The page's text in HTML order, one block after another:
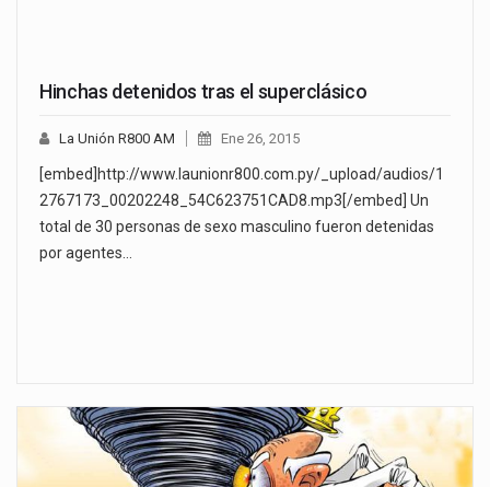
Hinchas detenidos tras el superclásico
La Unión R800 AM Ene 26, 2015
[embed]http://www.launionr800.com.py/_upload/audios/1
2767173_00202248_54C623751CAD8.mp3[/embed] Un
total de 30 personas de sexo masculino fueron detenidas
por agentes…